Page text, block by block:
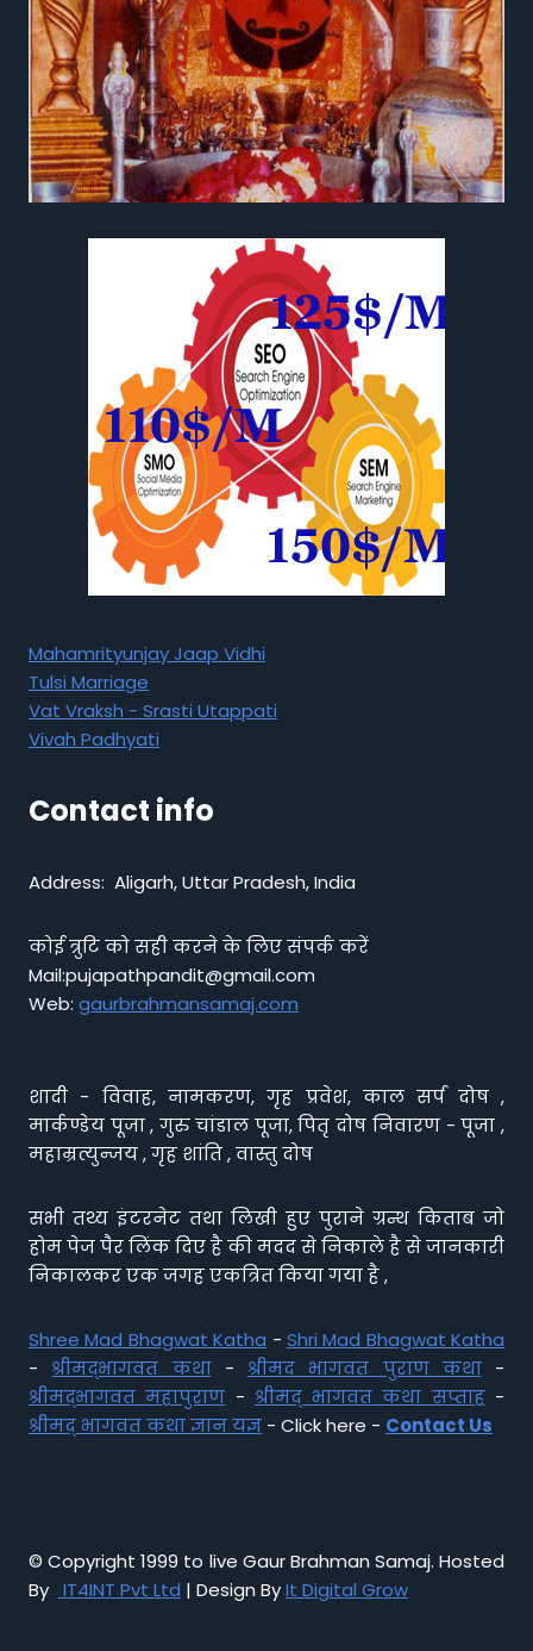
Mahamrityunjay Jaap Vidhi
Tulsi Marriage
Vat Vraksh - Srasti Utappati
Vivah Padhyati
Contact info
Address: Aligarh, Uttar Pradesh, India
कोई त्रुटि को सही करने के लिए संपर्क करें
Mail:pujapathpandit@gmail.com
Web: gaurbrahmansamaj.com
शादी - विवाह, नामकरण, गृह प्रवेश, काल सर्प दोष ,
मार्कण्डेय पूजा , गुरु चांडाल पूजा, पितृ दोष निवारण - पूजा ,
महाम्रत्युन्जय , गृह शांति , वास्तु दोष
सभी तथ्य इंटरनेट तथा लिखी हुए पुराने ग्रन्थ किताब जो
होम पेज पैर लिंक दिए है की मदद से निकाले है से जानकारी
निकालकर एक जगह एकत्रित किया गया है ,
Shree Mad Bhagwat Katha - Shri Mad Bhagwat Katha
- श्रीमद्भागवत कथा- श्रीमद भागवत पुराण कथा-
श्रीमद्भागवत महापुराण - श्रीमद् भागवत कथा सप्ताह-
श्रीमद् भागवत कथा ज्ञान यज्ञ - Click here - Contact Us
© Copyright 1999 to live Gaur Brahman Samaj. Hosted
By IT4INT Pvt Ltd | Design ByIt Digital Grow